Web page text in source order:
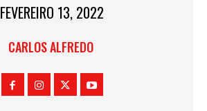
FEVEREIRO 13, 2022
CARLOS ALFREDO